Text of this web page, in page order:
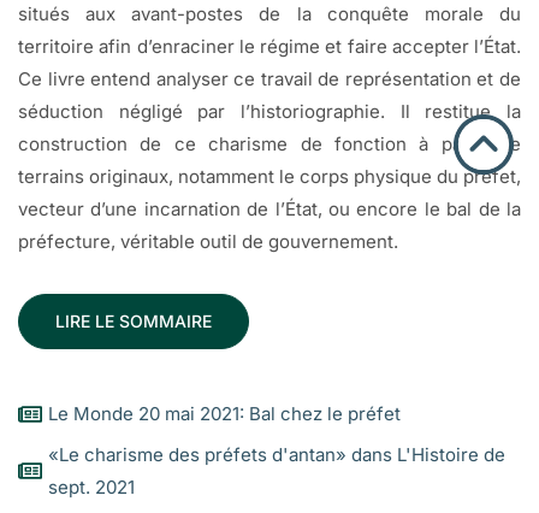
situés aux avant-postes de la conquête morale du
territoire afin d’enraciner le régime et faire accepter l’État.
Ce livre entend analyser ce travail de représentation et de
séduction négligé par l’historiographie. Il restitue la
construction de ce charisme de fonction à partir de
terrains originaux, notamment le corps physique du préfet,
vecteur d’une incarnation de l’État, ou encore le bal de la
préfecture, véritable outil de gouvernement.
LIRE LE SOMMAIRE
Le Monde 20 mai 2021: Bal chez le préfet
«Le charisme des préfets d'antan» dans L'Histoire de
sept. 2021